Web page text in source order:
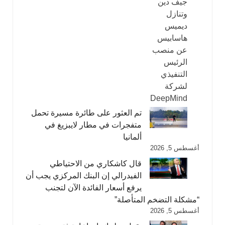
تم العثور على طائرة مسيرة تحمل
متفجرات في مطار لايبزيغ في
ألمانيا
أغسطس 5, 2026
قال كاشكاري من الاحتياطي
الفيدرالي إن البنك المركزي يجب أن
يرفع أسعار الفائدة الآن لتجنب
“مشكلة التضخم المتأصلة”
أغسطس 5, 2026